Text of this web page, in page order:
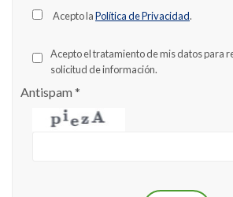
Acepto laPolítica de Privacidad.
Acepto el tratamiento de mis datos para
solicitud de información.
Antispam *